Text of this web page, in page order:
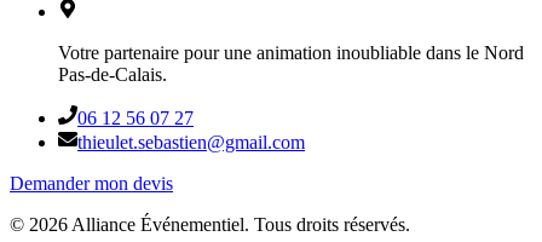
Votre partenaire pour une animation inoubliable dans le Nord
Pas-de-Calais.
06 12 56 07 27
thieulet.sebastien@gmail.com
Demander mon devis
© 2026 Alliance Événementiel. Tous droits réservés.